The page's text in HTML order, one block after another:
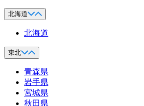
北海道
北海道
東北
青森県
岩手県
宮城県
秋田県